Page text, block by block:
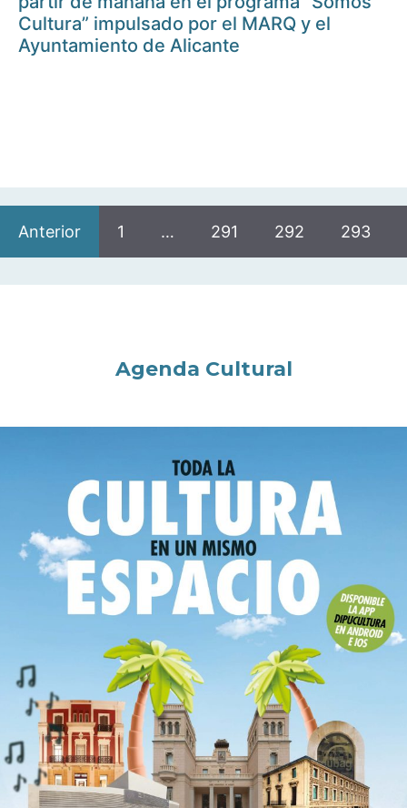
Cultura” impulsado por el MARQ y el
Ayuntamiento de Alicante
Anterior 1 … 291 292 293
Agenda Cultural